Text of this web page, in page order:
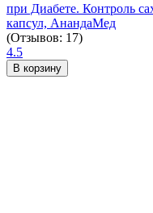
при Диабете. Контроль
капсул, АнандаМед
(Отзывов: 17)
4.5
В корзину